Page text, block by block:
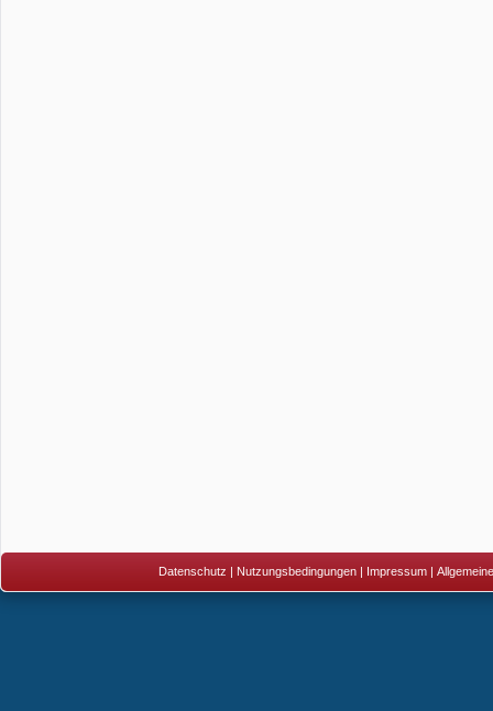
Datenschutz | Nutzungsbedingungen| Impressum|